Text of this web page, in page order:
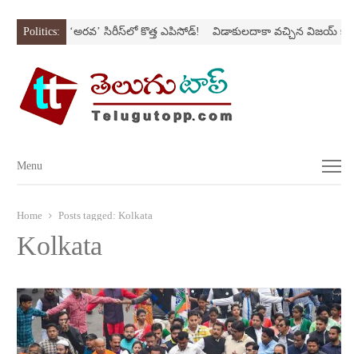
Politics:‘అర‌వ’ సిరీస్‌లో కొత్త ఎపిసోడ్‌! విడాకులదాకా వచ్చిన విజయ్‌
Menu
Menu
Home Posts tagged: Kolkata
Kolkata